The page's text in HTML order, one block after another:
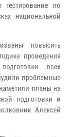
по
национальной
повысить
проведения
всех
проблемные
планы на
подготовки и
Алексей